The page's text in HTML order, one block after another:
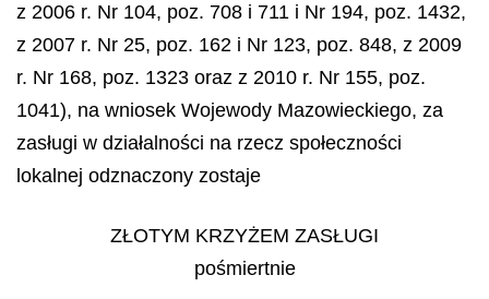
z 2006 r. Nr 104, poz. 708 i 711 i Nr 194, poz. 1432,
z 2007 r. Nr 25, poz. 162 i Nr 123, poz. 848, z 2009
r. Nr 168, poz. 1323 oraz z 2010 r. Nr 155, poz.
1041), na wniosek Wojewody Mazowieckiego, za
zasługi w działalności na rzecz społeczności
lokalnej odznaczony zostaje
ZŁOTYM KRZYŻEM ZASŁUGI
pośmiertnie